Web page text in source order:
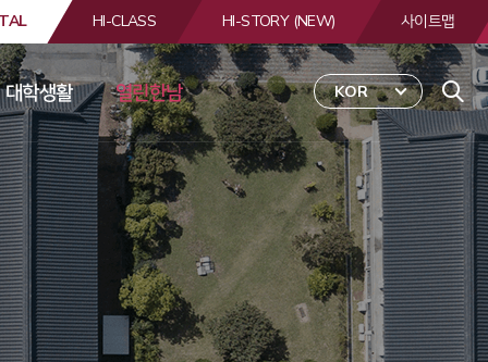
합
검
색
HI-CLASS HI-STORY (NEW) 사이트맵
KOR
대학생활 열린한남